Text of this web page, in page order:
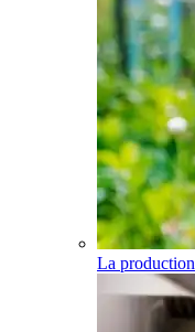
La production